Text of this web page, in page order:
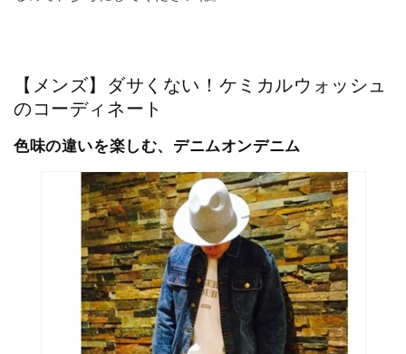
【メンズ】ダサくない！ケミカルウォッシュ
のコーディネート
色味の違いを楽しむ、デニムオンデニム